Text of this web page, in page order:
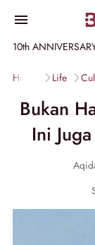
10th
Home Life
Bukan
Ini